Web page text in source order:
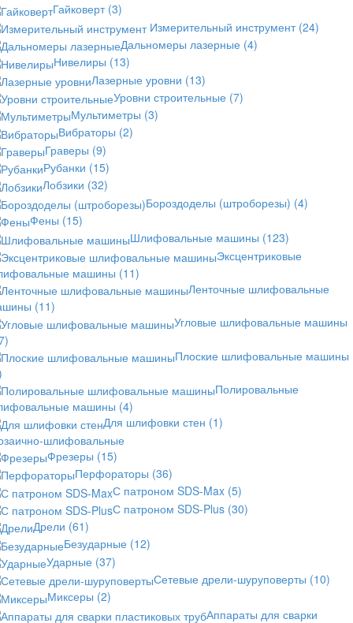
Гайковерт (3)
Измерительный инструмент (24)
Дальномеры лазерные (4)
Нивелиры (13)
Лазерные уровни (13)
Уровни строительные (7)
Мультиметры (3)
Вибраторы (2)
Граверы (9)
Рубанки (15)
Лобзики (32)
Бороздоделы (штроборезы) (4)
Фены (15)
Шлифовальные машины (123)
Эксцентриковые
машины (11)
Ленточные шлифовальные
(11)
Угловые шлифовальные машины
Плоские шлифовальные машины
Полировальные
машины (4)
Для шлифовки стен (1)
шлифовальные
Фрезеры (15)
Перфораторы (36)
С патроном SDS-Max (5)
С патроном SDS-Plus (30)
Дрели (61)
Безударные (12)
Ударные (37)
Сетевые дрели-шуруповерты (10)
Миксеры (2)
Аппараты для сварки